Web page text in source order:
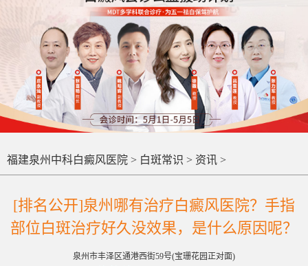
福建泉州中科白癜风医院 > 白斑常识 > 资讯 >
[排名公开]泉州哪有治疗白癜风医院？手指
部位白斑治疗好久没效果，是什么原因呢？
泉州市丰泽区通港西街59号(宝珊花园正对面)